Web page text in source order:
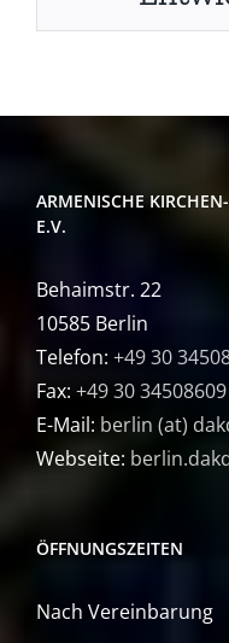
ARMENISCHE
E.V.
Behaimstr. 22
10585 Berlin
Telefon: +49 30
Fax: +49 30 34508609
E-Mail: berlin (at)
Webseite:
ÖFFNUNGSZEITEN
Nach Vereinbarung